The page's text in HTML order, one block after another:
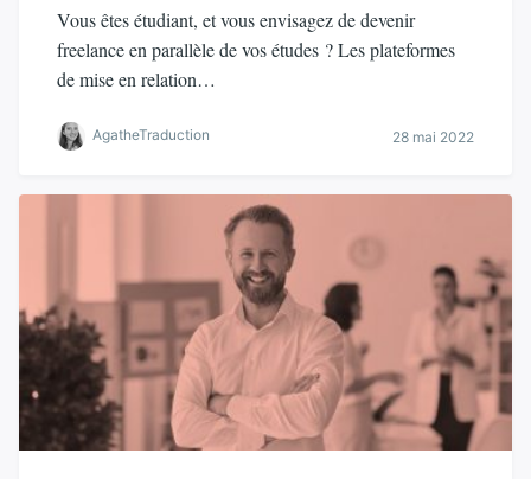
Vous êtes étudiant, et vous envisagez de devenir
freelance en parallèle de vos études ? Les plateformes
de mise en relation…
AgatheTraduction 28 mai 2022